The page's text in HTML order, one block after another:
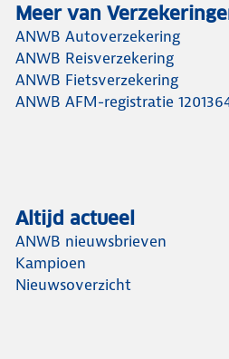
Meer van
ANWB Autoverzekering
ANWB Reisverzekering
ANWB Fietsverzekering
ANWB AFM-registratie
Altijd actueel
ANWB nieuwsbrieven
Kampioen
Nieuwsoverzicht